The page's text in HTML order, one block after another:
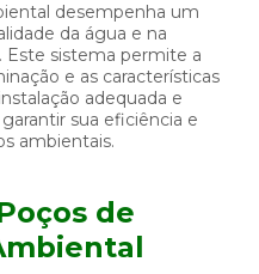
desempenha um
da água e na
Este sistema permite a
e as características
adequada e
sua eficiência e
ambientais.
de